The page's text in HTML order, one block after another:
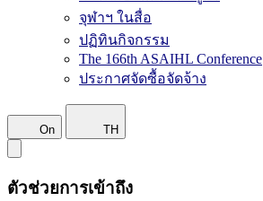
จุฬาฯ ในสื่อ
ปฏิทินกิจกรรม
The 166th ASAIHL Conference
ประกาศจัดซื้อจัดจ้าง
On TH
ตัวช่วยการเข้าถึง